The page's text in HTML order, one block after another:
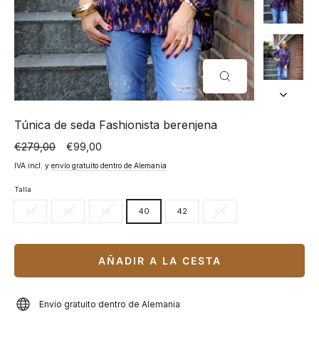
CERRAR
(ESC)
Túnica de seda Fashionista berenjena
Precio
normal
€279,00
Precio
especial
€99,00
IVA incl. y envío gratuito dentro de Alemania
Talla
34 36 38 40 42 44
AÑADIR A LA CESTA
Envío gratuito dentro de Alemania